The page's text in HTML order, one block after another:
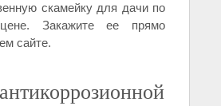
скамейку для дачи по
Закажите ее прямо
сайте.